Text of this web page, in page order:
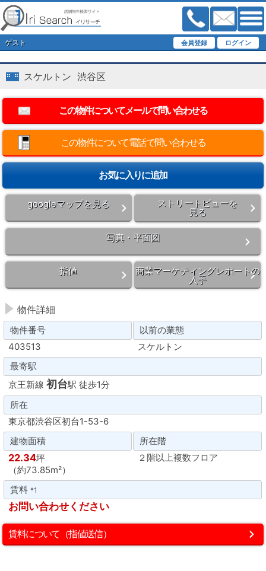
ゲスト
スケルトン 渋谷区
この物件について電話で問い合わせる
googleマップを見る ストリートビューを
見る
写真・平面図
指値 商業マーケティングレポートの
入手
物件詳細
物件番号
以前の業態
403513
スケルトン
最寄駅
京王新線 初台駅 徒歩1分
所在
東京都渋谷区初台1-53-6
建物面積
所在階
22.34坪
（約73.85m²）
２階以上複数フロア
賃料*1
お問い合わせください
賃料について（指値送信）